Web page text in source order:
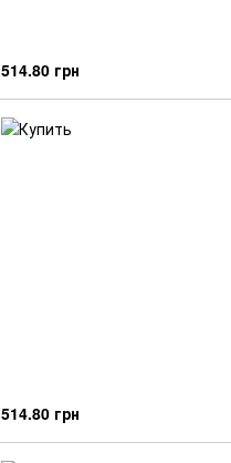
514.80 грн
514.80 грн